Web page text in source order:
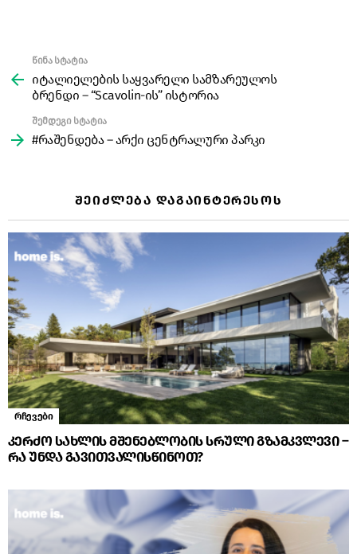
more
წინა სტატია
იტალიელების საყვარელი სამზარეულოს
ბრენდი – “Scavolin-ის” ისტორია
შემდეგი სტატია
#რაშენდება – არქი ცენტრალური პარკი
ᲨᲔᲘᲫᲚᲔᲑᲐ ᲓᲐᲒᲐᲘᲜᲢᲔᲠᲔᲡᲝᲡ
რჩევები
კერძო სახლის მშენებლობის სრული გზამკვლევი –
რა უნდა გავითვალისწინოთ?